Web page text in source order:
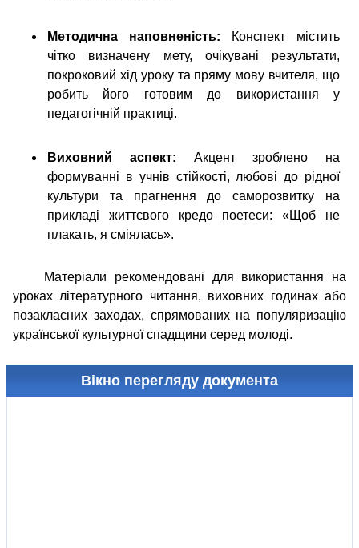
Методична наповненість: Конспект містить
чітко визначену мету, очікувані результати,
покроковий хід уроку та пряму мову вчителя, що
робить його готовим до використання у
педагогічній практиці.
Виховний аспект: Акцент зроблено на
формуванні в учнів стійкості, любові до рідної
культури та прагнення до саморозвитку на
прикладі життєвого кредо поетеси: «Щоб не
плакать, я сміялась».
Матеріали рекомендовані для використання на
уроках літературного читання, виховних годинах або
позакласних заходах, спрямованих на популяризацію
української культурної спадщини серед молоді.
Вікно перегляду документа